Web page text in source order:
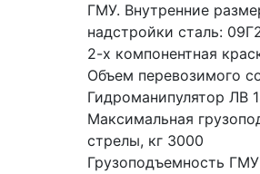
ГМУ. Внутренние
надстройки сталь:
2-х компонентная
Объем перевозимого
Гидроманипулятор ЛВ
Максимальная
стрелы, кг 3000
Грузоподъемность